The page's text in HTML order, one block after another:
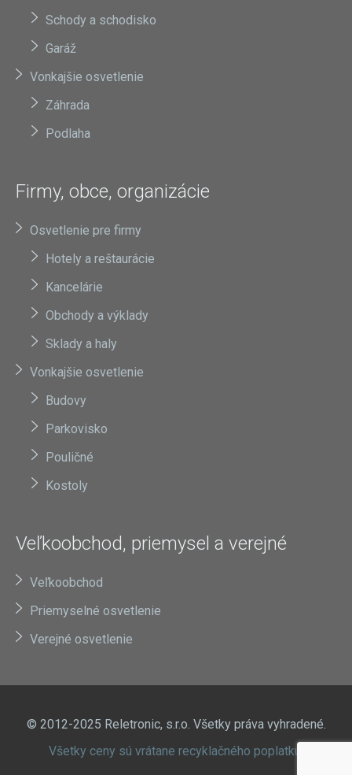
Schody a schodisko
Garáž
Vonkajšie osvetlenie
Záhrada
Podlaha
Firmy, obce, organizácie
Osvetlenie pre firmy
Hotely a reštaurácie
Kancelárie
Obchody a výklady
Sklady a haly
Vonkajšie osvetlenie
Budovy
Parkovisko
Pouličné
Kostoly
Veľkoobchod, priemysel a verejné
Veľkoobchod
Priemyselné osvetlenie
Verejné osvetlenie
© 2012-2025 Reletronic, s.r.o. Všetky práva vyhradené.
Všetky ceny sú vrátane recyklačného poplatku.